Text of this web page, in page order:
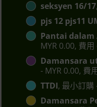
seksyen 16/17
pjs 12 pjs11
Pantai
MYR 0.00, 費
Damansara
- MYR 0.00, 費
TTDI, 最小訂購
Damansara